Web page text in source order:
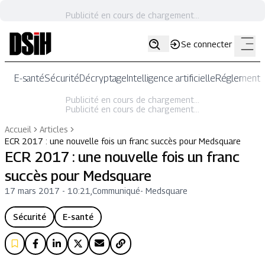
Publicité en cours de chargement...
Se connecter
E-santéSécuritéDécryptageIntelligence artificielle
Publicité en cours de chargement...
Publicité en cours de chargement...
Accueil
Articles
ECR 2017 : une nouvelle fois un franc succès pour Medsquare
ECR 2017 : une nouvelle fois un franc
succès pour Medsquare
17 mars 2017 - 10:21 Communiqué- Medsquare
Sécurité E-santé